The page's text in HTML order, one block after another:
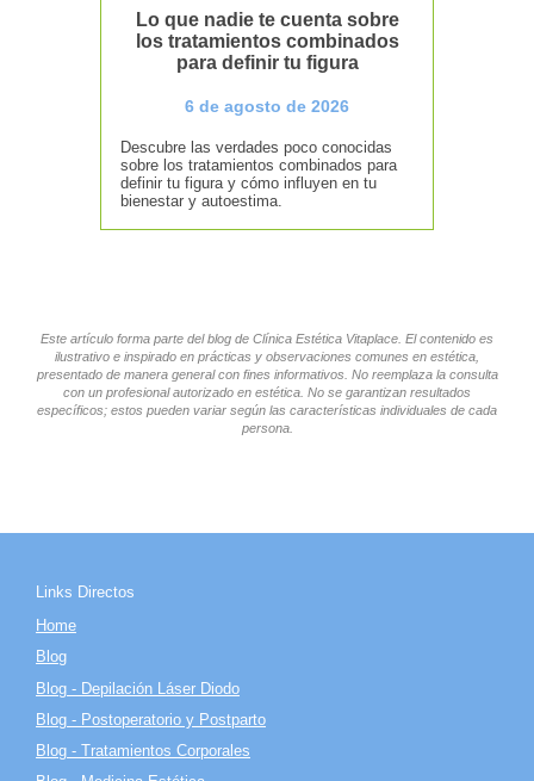
Lo que nadie te cuenta sobre
los tratamientos combinados
para definir tu figura
6 de agosto de 2026
Descubre las verdades poco conocidas
sobre los tratamientos combinados para
definir tu figura y cómo influyen en tu
bienestar y autoestima.
Este artículo forma parte del blog de Clínica Estética Vitaplace. El contenido es
ilustrativo e inspirado en prácticas y observaciones comunes en estética,
presentado de manera general con fines informativos. No reemplaza la consulta
con un profesional autorizado en estética. No se garantizan resultados
específicos; estos pueden variar según las características individuales de cada
persona.
Links Directos
Home
Blog
Blog - Depilación Láser Diodo
Blog - Postoperatorio y Postparto
Blog - Tratamientos Corporales